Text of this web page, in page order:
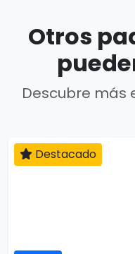
Otros
Descubre más
Destacado